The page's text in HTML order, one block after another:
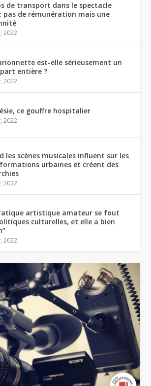
de transport dans le spectacle
pas de rémunération mais une
2022
est-elle sérieusement un
entière ?
2022
ce gouffre hospitalier
2022
les scènes musicales influent sur les
urbaines et créent des
2022
artistique amateur se fout
culturelles, et elle a bien
2022